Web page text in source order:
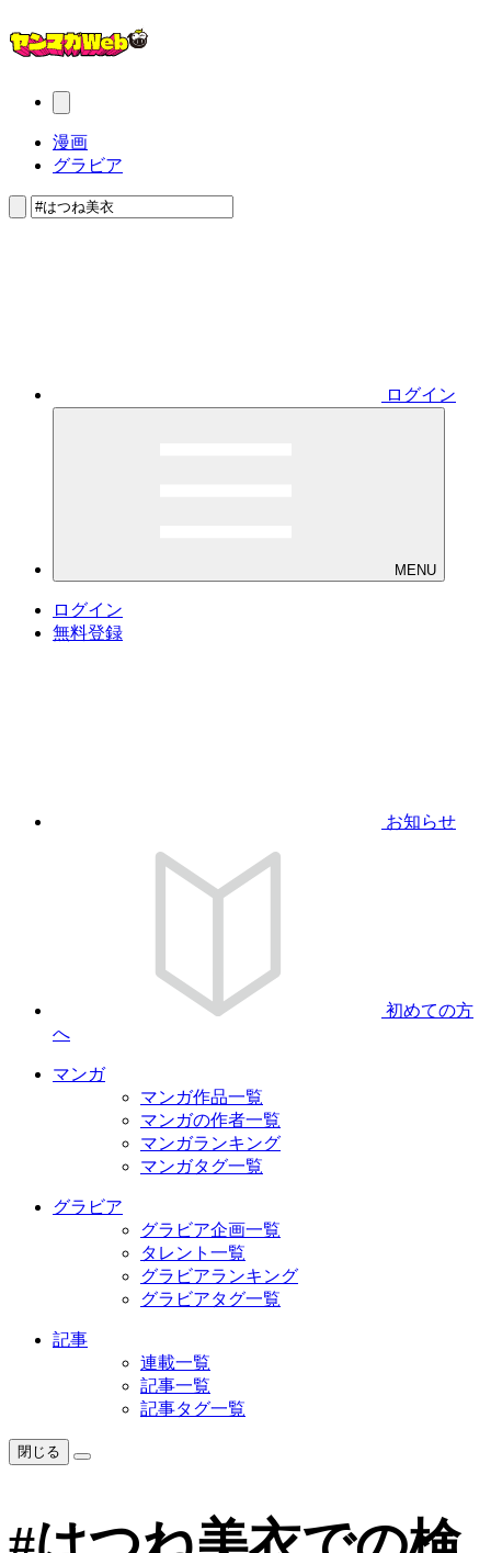
漫画
グラビア
ログイン
MENU
ログイン
無料登録
お知らせ
初めての方
へ
マンガ
マンガ作品一覧
マンガの作者一覧
マンガランキング
マンガタグ一覧
グラビア
グラビア企画一覧
タレント一覧
グラビアランキング
グラビアタグ一覧
記事
連載一覧
記事一覧
記事タグ一覧
閉じる